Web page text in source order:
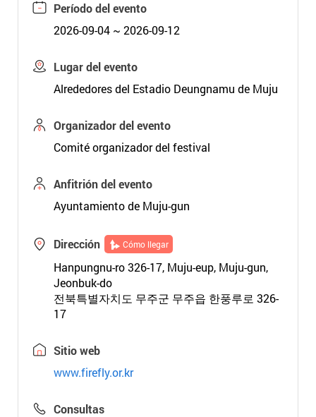
Período del evento
2026-09-04 ~ 2026-09-12
Lugar del evento
Alrededores del Estadio Deungnamu de Muju
Organizador del evento
Comité organizador del festival
Anfitrión del evento
Ayuntamiento de Muju-gun
Dirección Cómo llegar
Hanpungnu-ro 326-17, Muju-eup, Muju-gun,
Jeonbuk-do
전북특별자치도 무주군 무주읍 한풍루로 326-
17
Sitio web
www.firefly.or.kr
Consultas